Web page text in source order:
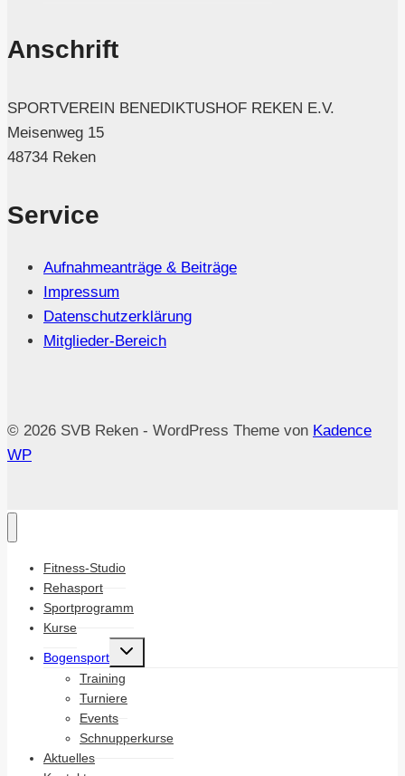
Anschrift
SPORTVEREIN BENEDIKTUSHOF REKEN E.V.
Meisenweg 15
48734 Reken
Service
Aufnahmeanträge & Beiträge
Impressum
Datenschutzerklärung
Mitglieder-Bereich
© 2026 SVB Reken - WordPress Theme von Kadence
WP
Fitness-Studio
Rehasport
Sportprogramm
Kurse
Bogensport
Untermenü
umschalten
Training
Turniere
Events
Schnupperkurse
Aktuelles